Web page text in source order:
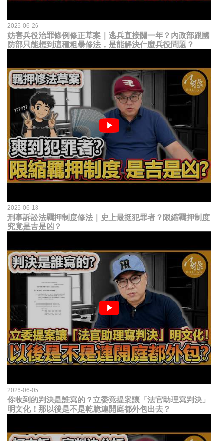
2026-06-26
妨害兵役治罪條例修正草案｜逃兵直接關一年？內政部跟國
防部只能想到這種粗暴修法，是能解決什麼兵役問題？
2026-06-18
刑事訴訟法羈押制度修法｜史上最挺犯罪者？限縮羈押制度
究竟是吉是凶？
2026-06-05
你收到的判決是誰寫的？立委竟提案讓「法官助理寫判決」
明文化！那以後是不是乾脆連開庭都外包出去？